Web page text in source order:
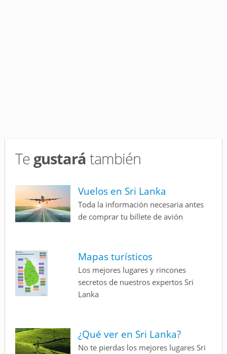
Te gustará también
Vuelos en Sri Lanka
Toda la información necesaria antes
de comprar tu billete de avión
Mapas turísticos
Los mejores lugares y rincones
secretos de nuestros expertos Sri
Lanka
¿Qué ver en Sri Lanka?
No te pierdas los mejores lugares Sri